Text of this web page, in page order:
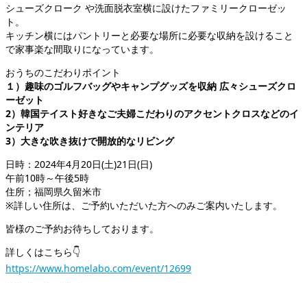
シューズクローク や洗面脱衣室横に設けたファミリークローゼッ
ト。
キッチン横にはパントリーと必要な場所に必要な収納を設けること
で家事楽な間取りになっています。
おうちのこだわりポイント
１）趣味のゴルフバッグやキャンプグッズを収納 広々シューズクロ
ーゼット
2）韓国テイスト好きなご夫婦こだわりのアクセントクロスなどのイ
ンテリア
3）大きな吹き抜けで開放的なリビング
日時：2024年4月20日(土)21日(日)
午前10時～午後5時
住所；福岡県久留米市
※詳しい住所は、ご予約いただいた方へのみご案内いたします。
皆様のご予約お待ちしております。
詳しくはこちら👇
https://www.homelabo.com/event/12699